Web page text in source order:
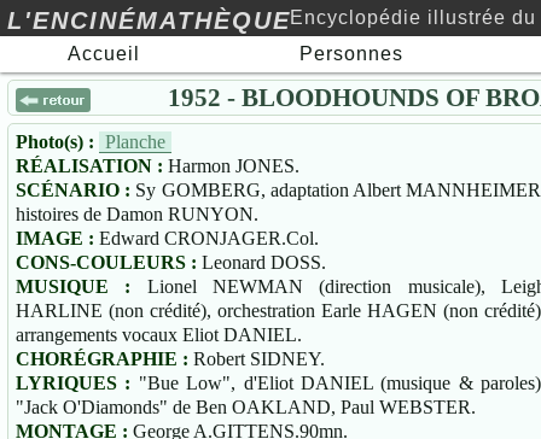
L'ENCINÉMATHÈQUEEncyclopédie illustrée du
cinéma au xxe siècle…
Accueil Personnes
1952 - BLOODHOUNDS OF
Photo(s) : Planche
RÉALISATION : Harmon JONES.
SCÉNARIO : Sy GOMBERG, adaptation Albert
histoires de Damon RUNYON.
IMAGE : Edward CRONJAGER.Col.
CONS-COULEURS : Leonard DOSS.
MUSIQUE : Lionel NEWMAN (direction musicale),
HARLINE (non crédité), orchestration Earle HAGEN (non
arrangements vocaux Eliot DANIEL.
CHORÉGRAPHIE : Robert SIDNEY.
LYRIQUES : "Bue Low", d'Eliot DANIEL (musique &
"Jack O'Diamonds" de Ben OAKLAND, Paul WEBSTER.
MONTAGE : George A.GITTENS.90mn.